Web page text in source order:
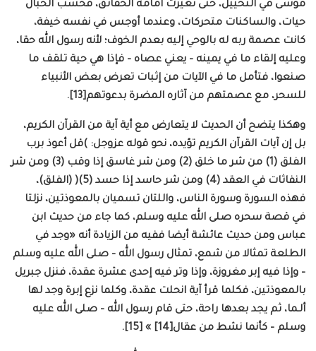
موسى في التخييل، حتى تغيرت أمامه الحقائق، فحسب الحبال
حيات، والساكنات متحركات، وعندما أوجس في نفسه خيفة،
كانت عصمة ربه له بالوحي إليه بعدم الخوف؛ لأنه رسول الله حقا،
وعليه إلقاء ما في يمينه – يعني عصاه – فإذا هي حية تلقف ما
صنعوا، فتأمل ما في الآيات من إثبات تعرض بعض الأنبياء
للسحر، مع عصمتهم من آثاره المضرة بدعوتهم[13].
وهكذا يتضح أن الحديث لا يتعارض مع أية آية من القرآن الكريم،
بل إن آيات القرآن الكريم تؤيده، نحو قوله عزوجل: )قل أعوذ برب
الفلق (1) من شر ما خلق (2) ومن شر غاسق إذا وقب (3) ومن شر
النفاثات في العقد (4) ومن شر حاسد إذا حسد (5)( (الفلق)،
فهذه السورة وسورة الناس، واللتان تسميان بالمعوذتين، نزلتا
في قصة سحره صلى الله عليه وسلم، كما جاء من حديث ابن
عباس ومن حديث عائشة أيضا ففيه من الزيادة أنه «وجد في
الطلعة تمثالا من شمع، تمثال رسول الله – صلى الله عليه وسلم
– وإذا فيه إبر مغروزة، وإذا وتر فيه إحدى عشرة عقدة، فنزل جبريل
بالمعوذتين، فكلما قرأ آية انحلت عقدة، وكلما نزع إبرة وجد لها
ألـما، ثم يجد بعدها راحة، حتى قام رسول الله – صلى الله عليه
وسلم – كأنما نشط من عقال[14] » [15].